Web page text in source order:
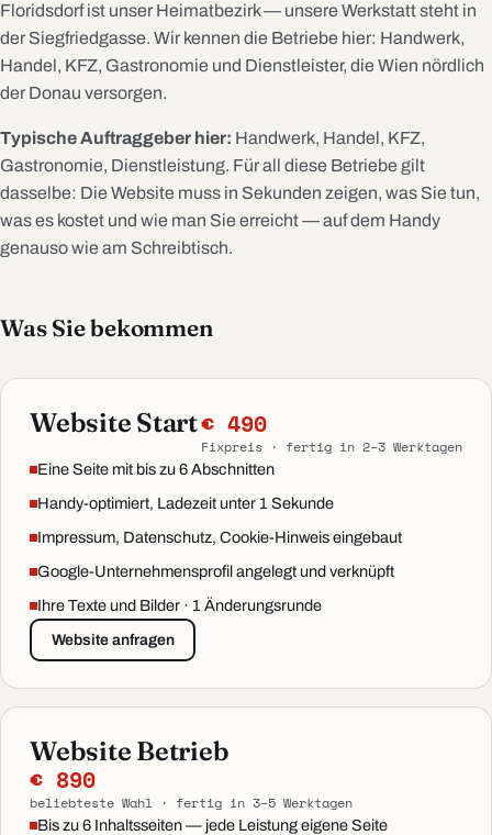
Floridsdorf ist unser Heimatbezirk — unsere Werkstatt steht in
der Siegfriedgasse. Wir kennen die Betriebe hier: Handwerk,
Handel, KFZ, Gastronomie und Dienstleister, die Wien nördlich
der Donau versorgen.
Typische Auftraggeber hier: Handwerk, Handel, KFZ,
Gastronomie, Dienstleistung. Für all diese Betriebe gilt
dasselbe: Die Website muss in Sekunden zeigen, was Sie tun,
was es kostet und wie man Sie erreicht — auf dem Handy
genauso wie am Schreibtisch.
Was Sie bekommen
Website Start€ 490
Fixpreis · fertig in 2–3 Werktagen
Eine Seite mit bis zu 6 Abschnitten
Handy-optimiert, Ladezeit unter 1 Sekunde
Impressum, Datenschutz, Cookie-Hinweis eingebaut
Google-Unternehmensprofil angelegt und verknüpft
Ihre Texte und Bilder · 1 Änderungsrunde
Website anfragen
Website Betrieb
€ 890
beliebteste Wahl · fertig in 3–5 Werktagen
Bis zu 6 Inhaltsseiten — jede Leistung eigene Seite